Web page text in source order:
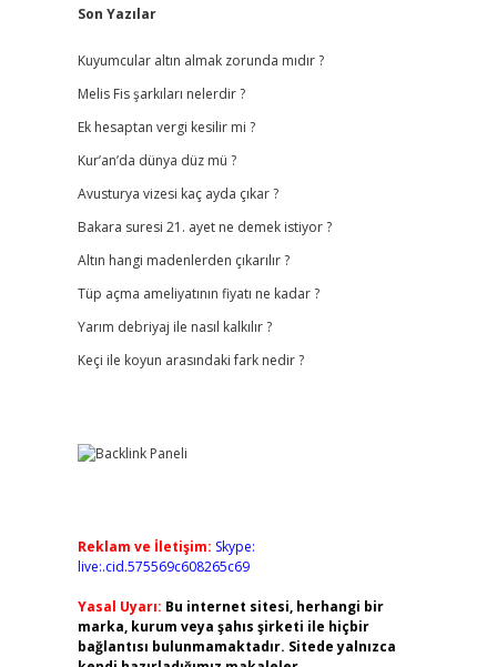
Sidebar
Son Yazılar
Kuyumcular altın almak zorunda mıdır ?
Melis Fis şarkıları nelerdir ?
Ek hesaptan vergi kesilir mi ?
Kur’an’da dünya düz mü ?
Avusturya vizesi kaç ayda çıkar ?
Bakara suresi 21. ayet ne demek istiyor ?
Altın hangi madenlerden çıkarılır ?
Tüp açma ameliyatının fiyatı ne kadar ?
Yarım debriyaj ile nasıl kalkılır ?
Keçi ile koyun arasındaki fark nedir ?
Reklam ve İletişim: Skype:
live:.cid.575569c608265c69
Yasal Uyarı: Bu internet sitesi, herhangi bir
marka, kurum veya şahıs şirketi ile hiçbir
bağlantısı bulunmamaktadır. Sitede yalnızca